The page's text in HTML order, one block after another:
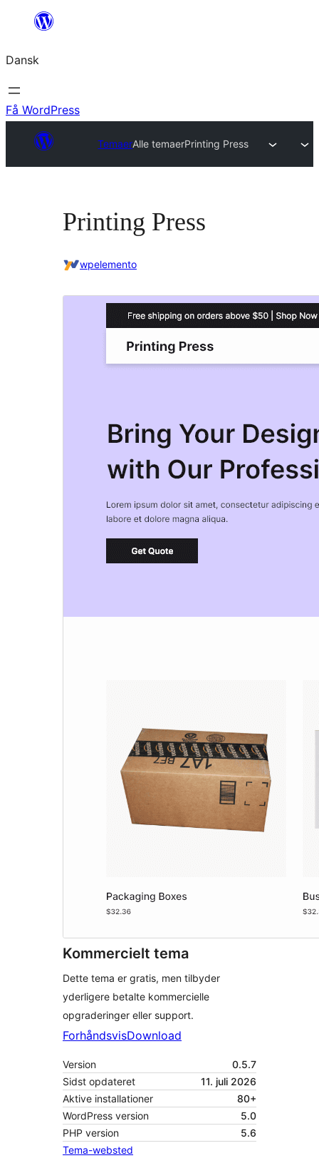
Spring
indhold
Dansk
Få WordPress
TemaerAlle temaerPrinting Press
Printing Press
wpelemento
Kommercielt tema
Dette tema er gratis, men tilbyder
yderligere betalte kommercielle
opgraderinger eller support.
ForhåndsvisDownload
Version
0.5.7
Sidst opdateret
11. juli 2026
Aktive installationer
80+
WordPress version
5.0
PHP version
5.6
Tema-websted